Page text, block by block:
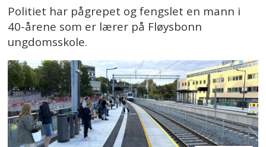
Politiet har pågrepet og fengslet en mann i
40-årene som er lærer på Fløysbonn
ungdomsskole.